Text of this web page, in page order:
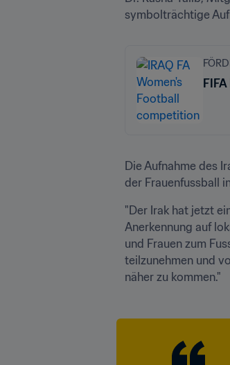
symbolträchtige
Die Aufnahme des
der Frauenfussball
"Der Irak hat jetzt
Anerkennung auf
und Frauen zum
teilzunehmen und
näher zu kommen."